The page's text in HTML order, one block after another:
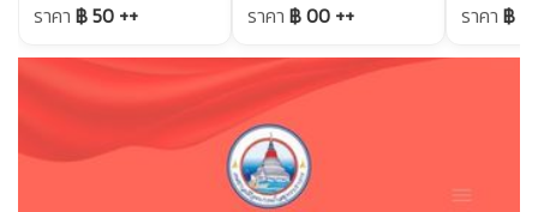
ราคา ฿ 50 ++
ราคา฿ 00 ++
ราคา฿